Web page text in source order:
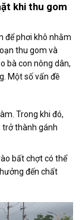
khi thu gom
để phơi khô nhằm
thu gom và
bà con nông dân,
Một số vấn đề
Trong khi đó,
trở thành gánh
bất chợt có thể
đến chất